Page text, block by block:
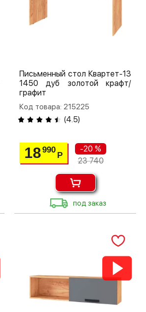
Письменный стол Квартет-13
1450 дуб золотой крафт/
графит
Код товара: 215225
(4.5)
18990
Р
-20 %
23 740
под заказ